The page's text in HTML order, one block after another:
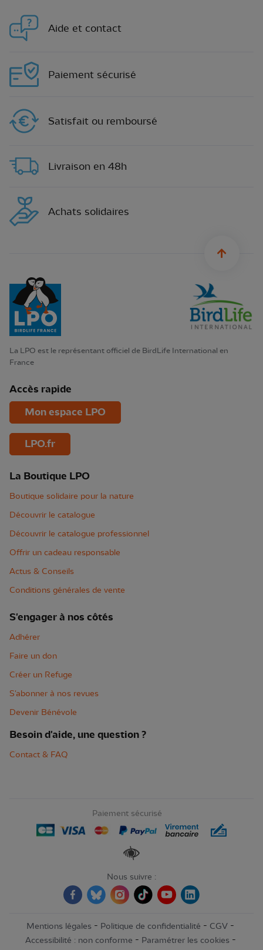
Aide et contact
Paiement sécurisé
Satisfait ou remboursé
Livraison en 48h
Achats solidaires
La LPO est le représentant officiel de BirdLife International en
France
Accès rapide
Mon espace LPO
LPO.fr
La Boutique LPO
Boutique solidaire pour la nature
Découvrir le catalogue
Découvrir le catalogue professionnel
Offrir un cadeau responsable
Actus & Conseils
Conditions générales de vente
S'engager à nos côtés
Adhérer
Faire un don
Créer un Refuge
S'abonner à nos revues
Devenir Bénévole
Besoin d'aide, une question ?
Contact & FAQ
Paiement sécurisé
Renforcer les contrastes
Nous suivre :
Mentions légales - Politique de confidentialité - CGV -
Accessibilité : non conforme - Paramétrer les cookies -